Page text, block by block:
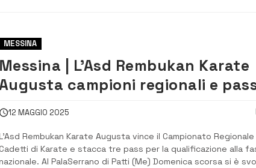
MESSINA
Messina | L’Asd Rembukan Karate
campioni regionali e
le nazionali
12 MAGGIO 2025
Rembukan Karate Augusta vince il Campionato Regionale
di Karate e stacca tre pass per la qualificazione alla
Al PalaSerrano di Patti (Me) Domenica scorsa si è